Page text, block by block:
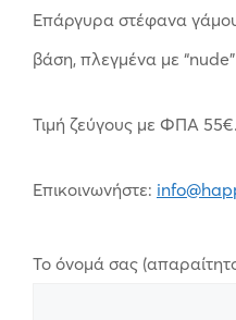
Επάργυρα στέφανα
βάση, πλεγμένα με
Τιμή ζεύγους με ΦΠΑ 55€.
Επικοινωνήστε:
Το όνομά σας